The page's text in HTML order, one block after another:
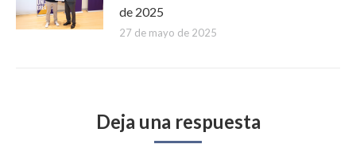
de 2025
27 de mayo de 2025
Deja una respuesta